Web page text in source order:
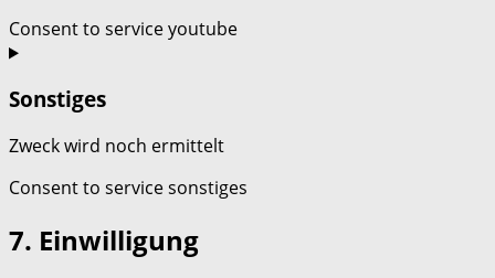
Consent to service youtube
Sonstiges
Zweck wird noch ermittelt
Consent to service sonstiges
7. Einwilligung